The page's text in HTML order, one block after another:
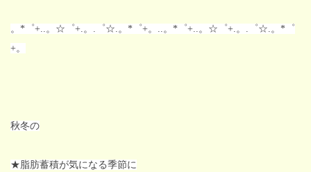
。*゜+..。☆゜+.。.゜☆.。*゜+。..。*゜+..。☆゜+.。.゜☆.。*゜
+。
秋冬の
★脂肪蓄積が気になる季節に